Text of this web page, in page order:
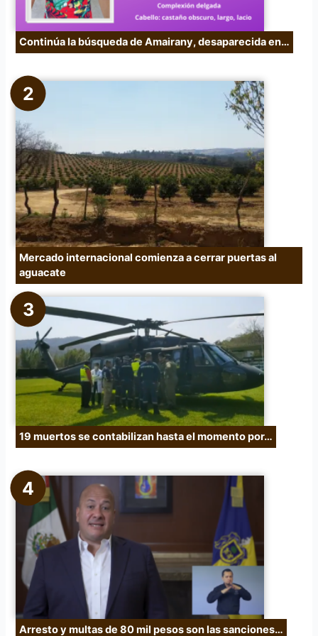
Continúa la búsqueda de Amairany, desaparecida en…
Mercado internacional comienza a cerrar puertas al
aguacate
19 muertos se contabilizan hasta el momento por…
Arresto y multas de 80 mil pesos son las sanciones…